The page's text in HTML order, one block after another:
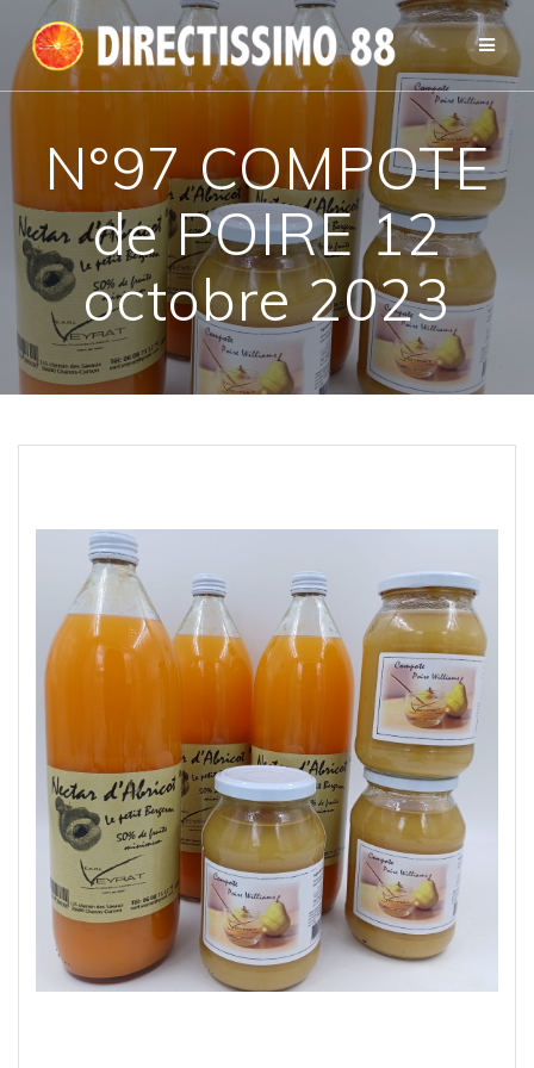
Passer
au
contenu
N°97 COMPOTE
de POIRE 12
octobre 2023